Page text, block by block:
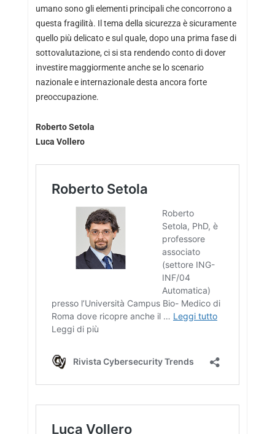
umano sono gli elementi principali che concorrono a
questa fragilità. Il tema della sicurezza è sicuramente
quello più delicato e sul quale, dopo una prima fase di
sottovalutazione, ci si sta rendendo conto di dover
investire maggiormente anche se lo scenario
nazionale e internazionale desta ancora forte
preoccupazione.
Roberto Setola
Luca Vollero